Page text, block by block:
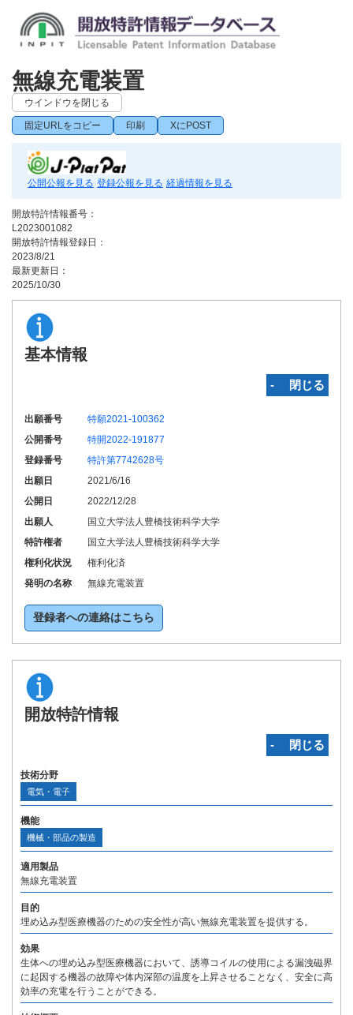
無線充電装置
ウインドウを閉じる
固定URLをコピー 印刷 XにPOST
公開公報を見る 登録公報を見る 経過情報を見る
開放特許情報番号：
L2023001082
開放特許情報登録日：
2023/8/21
最新更新日：
2025/10/30
基本情報
‐ 閉じる
出願番号
特願2021-100362
公開番号
特開2022-191877
登録番号
特許第7742628号
出願日
2021/6/16
公開日
2022/12/28
出願人
国立大学法人豊橋技術科学大学
特許権者
国立大学法人豊橋技術科学大学
権利化状況
権利化済
発明の名称
無線充電装置
登録者への連絡はこちら
開放特許情報
‐ 閉じる
技術分野
電気・電子
機能
機械・部品の製造
適用製品
無線充電装置
目的
埋め込み型医療機器のための安全性が高い無線充電装置を提供する。
効果
生体への埋め込み型医療機器において、誘導コイルの使用による漏洩磁界
に起因する機器の故障や体内深部の温度を上昇させることなく、安全に高
効率の充電を行うことができる。